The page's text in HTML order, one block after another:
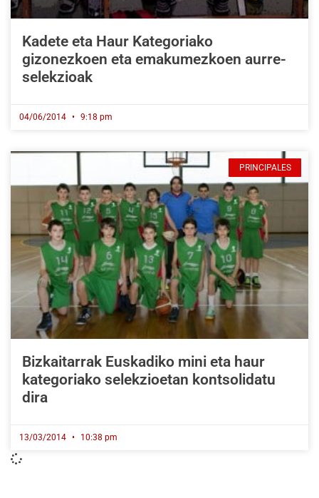
Kadete eta Haur Kategoriako
gizonezkoen eta emakumezkoen aurre-
selekzioak
04/06/2014 9:18 pm
PRINCIPALES
Bizkaitarrak Euskadiko mini eta haur
kategoriako selekzioetan kontsolidatu
dira
13/03/2014 10:38 pm